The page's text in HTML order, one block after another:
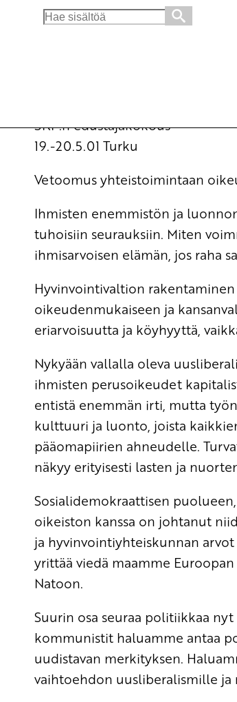
Search
Vetoomus yhteistoimintaan
SKP:n edustajakokous
19.-20.5.01 Turku
Vetoomus yhteistoimintaan
Ihmisten enemmistön ja
tuhoisiin seurauksiin. Miten
ihmisarvoisen elämän, jos raha
Hyvinvointivaltion
oikeudenmukaiseen ja
eriarvoisuutta ja köyhyyttä,
Nykyään vallalla oleva
ihmisten perusoikeudet
entistä enemmän irti, mutta
kulttuuri ja luonto, joista
pääomapiirien ahneudelle.
näkyy erityisesti lasten ja
Sosialidemokraattisen
oikeiston kanssa on johtanut
ja hyvinvointiyhteiskunnan
yrittää viedä maamme
Natoon.
Suurin osa seuraa politiikkaa
kommunistit haluamme antaa
uudistavan merkityksen.
vaihtoehdon uusliberalismille ja